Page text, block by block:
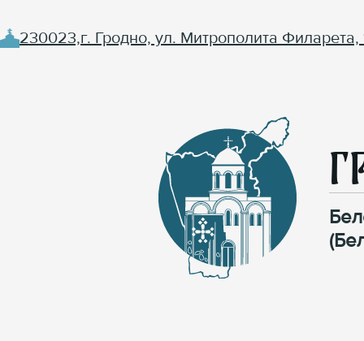
230023,г. Гродно, ул. Митрополита Филарета,